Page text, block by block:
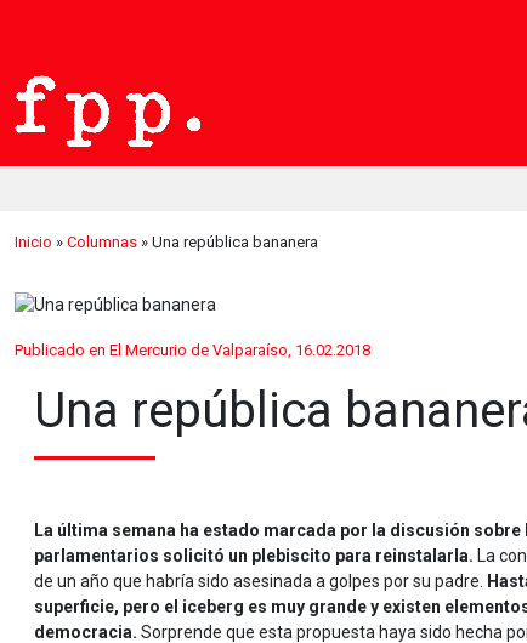
Inicio » Columnas » Una república bananera
Publicado en El Mercurio de Valparaíso, 16.02.2018
Una república
La última semana ha estado marcada por la discusión sobre
parlamentarios solicitó un plebiscito para reinstalarla. La
de un año que habría sido asesinada a golpes por su padre.
superficie, pero el iceberg es muy grande y existen
democracia. Sorprende que esta propuesta haya sido hecha